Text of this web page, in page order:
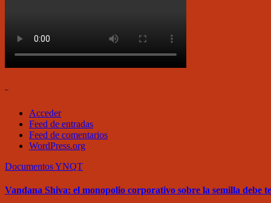
–
Acceder
Feed de entradas
Feed de comentarios
WordPress.org
DocumentosYNQT
Vandana Shiva: el monopolio corporativo sobre la semilla debe